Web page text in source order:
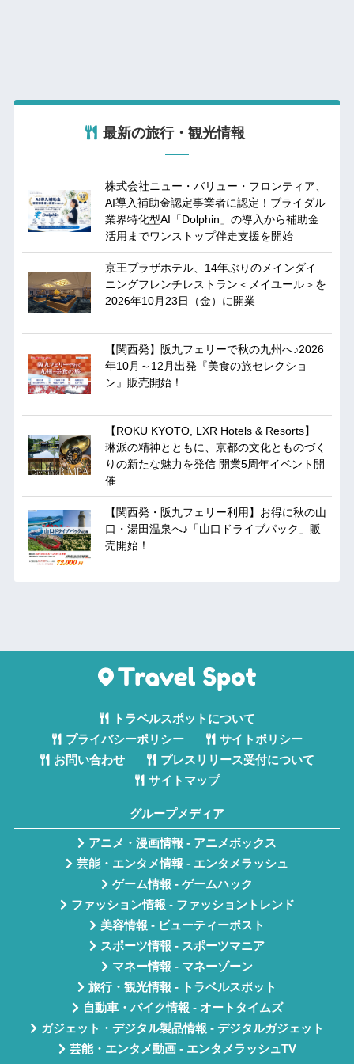
最新の旅行・観光情報
株式会社ニュー・バリュー・フロンティア、
AI導入補助金認定事業者に認定！ブライダル
業界特化型AI「Dolphin」の導入から補助金
活用までワンストップ伴走支援を開始
京王プラザホテル、14年ぶりのメインダイ
ニングフレンチレストラン＜メイユール＞を
2026年10月23日（金）に開業
【関西発】阪九フェリーで秋の九州へ♪2026
年10月～12月出発『美食の旅セレクショ
ン』販売開始！
【ROKU KYOTO, LXR Hotels & Resorts】
琳派の精神とともに、京都の文化とものづく
りの新たな魅力を発信 開業5周年イベント開
催
【関西発・阪九フェリー利用】お得に秋の山
口・湯田温泉へ♪「山口ドライブパック」販
売開始！
トラベルスポットについて
プライバシーポリシー
サイトポリシー
お問い合わせ
プレスリリース受付について
サイトマップ
グループメディア
アニメ・漫画情報 - アニメボックス
芸能・エンタメ情報 - エンタメラッシュ
ゲーム情報 - ゲームハック
ファッション情報 - ファッショントレンド
美容情報 - ビューティーポスト
スポーツ情報 - スポーツマニア
マネー情報 - マネーゾーン
旅行・観光情報 - トラベルスポット
自動車・バイク情報 - オートタイムズ
ガジェット・デジタル製品情報 - デジタルガジェット
芸能・エンタメ動画 - エンタメラッシュTV